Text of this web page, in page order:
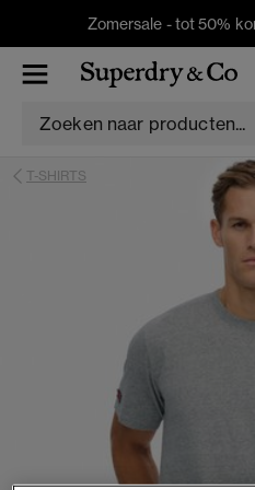
Zomersale - tot 50%
T-SHIRTS